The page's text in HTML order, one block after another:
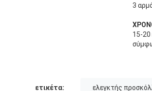
3
15-20
ετικέτα: ελεγκτής